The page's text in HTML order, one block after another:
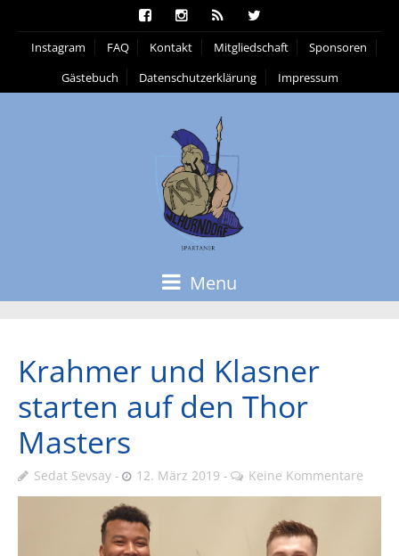
Instagram FAQ Kontakt Mitgliedschaft
Sponsoren
Gästebuch
Datenschutzerklärung Impressum
Menu
Krahmer und Klasner
starten auf den Thor
Masters
Sedat Sevsay 12. März 2019 Keine Kommentare